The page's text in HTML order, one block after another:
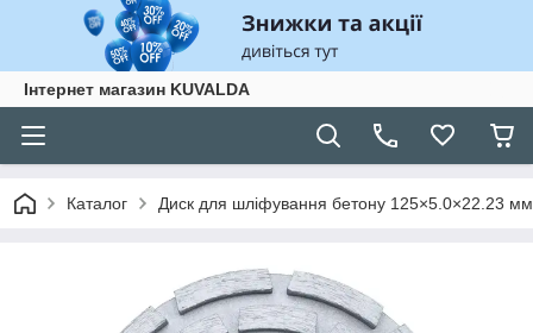
Інтернет магазин KUVALDA
Каталог Диск для шліфування бетону 125×5.0×22.23